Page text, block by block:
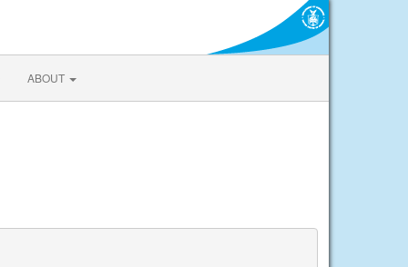
ABOUT